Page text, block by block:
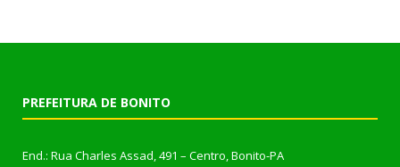
PREFEITURA DE BONITO
End.: Rua Charles Assad, 491 – Centro, Bonito-PA